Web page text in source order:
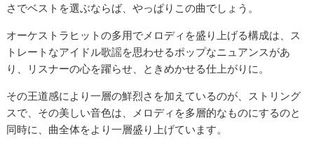
さでベストを選ぶならば、やっぱりこの曲でしょう。
オーケストラヒットの多用でメロディを盛り上げる構成は、ス
トレートなアイドル歌謡を思わせるポップなニュアンスがあ
り、リスナーの心を躍らせ、ときめかせる仕上がりに。
その王道感により一層の鮮烈さを加えているのが、ストリング
スで、その美しい音色は、メロディを多層的なものにするのと
同時に、曲全体をより一層盛り上げています。